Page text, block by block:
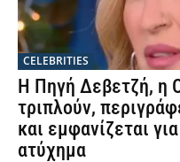
CELEBRITIES
Η Πηγή Δεβετζή, η
τριπλούν,
και εμφανίζεται
ατύχημα